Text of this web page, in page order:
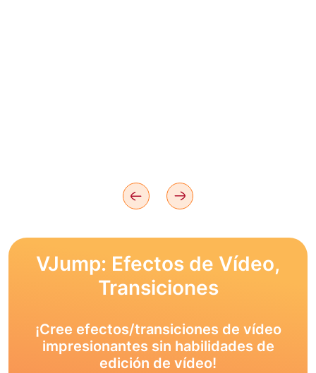
VJump: Efectos de Vídeo,
Transiciones
¡Cree efectos/transiciones de vídeo
impresionantes sin habilidades de
edición de vídeo!